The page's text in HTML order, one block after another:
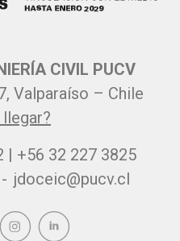
CIVIL PUCV
Valparaíso – Chile
| +56 32 227 3825
- jdoceic@pucv.cl